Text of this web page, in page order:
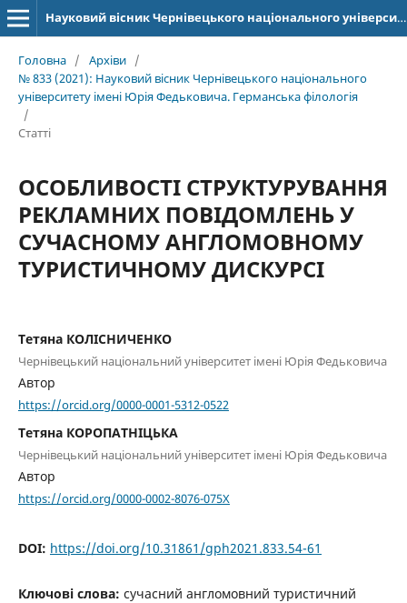
Науковий вісник Чернівецького національного університету імені Юрія Федьковича. Серія: Германська філологія
Головна / Архіви /
№ 833 (2021): Науковий вісник Чернівецького національного
університету імені Юрія Федьковича. Германська філологія
/
Статті
ОСОБЛИВОСТІ СТРУКТУРУВАННЯ
РЕКЛАМНИХ ПОВІДОМЛЕНЬ У
СУЧАСНОМУ АНГЛОМОВНОМУ
ТУРИСТИЧНОМУ ДИСКУРСІ
Тетяна КОЛІСНИЧЕНКО
Чернівецький національний університет імені Юрія Федьковича
Автор
https://orcid.org/0000-0001-5312-0522
Тетяна КОРОПАТНІЦЬКА
Чернівецький національний університет імені Юрія Федьковича
Автор
https://orcid.org/0000-0002-8076-075X
DOI: https://doi.org/10.31861/gph2021.833.54-61
Ключові слова: сучасний англомовний туристичний